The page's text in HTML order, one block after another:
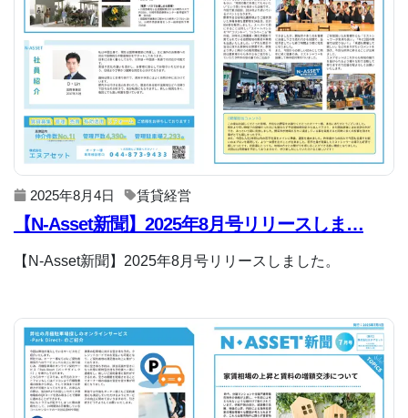
2025年8月4日 賃貸経営
【N-Asset新聞】2025年8月号リリースしま…
【N-Asset新聞】2025年8月号リリースしました。